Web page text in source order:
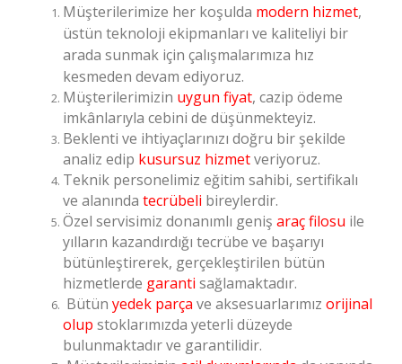
Müşterilerimize her koşulda modern hizmet,
üstün teknoloji ekipmanları ve kaliteliyi bir
arada sunmak için çalışmalarımıza hız
kesmeden devam ediyoruz.
Müşterilerimizin uygun fiyat, cazip ödeme
imkânlarıyla cebini de düşünmekteyiz.
Beklenti ve ihtiyaçlarınızı doğru bir şekilde
analiz edip kusursuz hizmetveriyoruz.
Teknik personelimiz eğitim sahibi, sertifikalı
ve alanında tecrübeli bireylerdir.
Özel servisimiz donanımlı geniş araç filosu ile
yılların kazandırdığı tecrübe ve başarıyı
bütünleştirerek, gerçekleştirilen bütün
hizmetlerde garanti sağlamaktadır.
Bütün yedek parça ve aksesuarlarımız orijinal
olup stoklarımızda yeterli düzeyde
bulunmaktadır ve garantilidir.